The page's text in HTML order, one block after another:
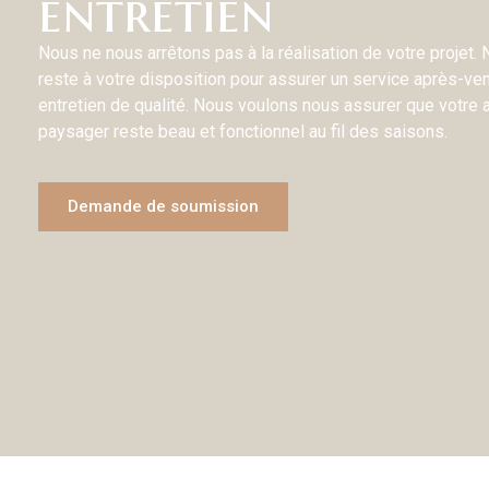
Nous ne nous arrêtons pas à la réalisation de votre projet.
reste à votre disposition pour assurer un service après-
entretien de qualité. Nous voulons nous assurer que votre
paysager reste beau et fonctionnel au fil des saisons.
Demande de soumission